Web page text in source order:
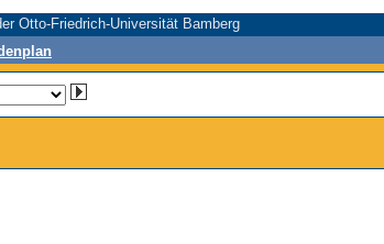
Otto-Friedrich-Universität Bamberg